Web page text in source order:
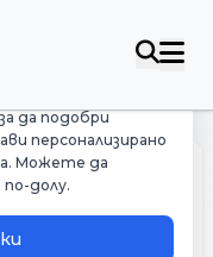
да подобри
персонализирано
Можете да
долу.